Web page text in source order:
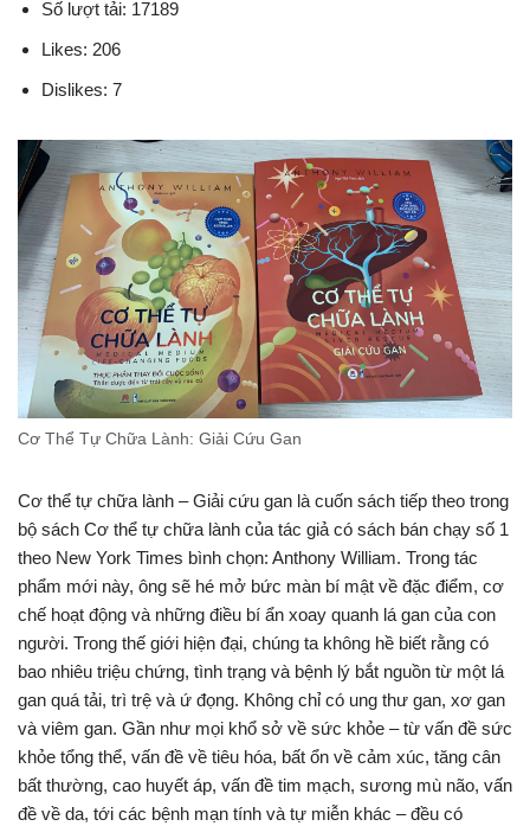
Số lượt tải: 17189
Likes: 206
Dislikes: 7
Cơ Thể Tự Chữa Lành: Giải Cứu Gan
Cơ thể tự chữa lành – Giải cứu gan là cuốn sách tiếp theo trong
bộ sách Cơ thể tự chữa lành của tác giả có sách bán chạy số 1
theo New York Times bình chọn: Anthony William. Trong tác
phẩm mới này, ông sẽ hé mở bức màn bí mật về đặc điểm, cơ
chế hoạt động và những điều bí ẩn xoay quanh lá gan của con
người. Trong thế giới hiện đại, chúng ta không hề biết rằng có
bao nhiêu triệu chứng, tình trạng và bệnh lý bắt nguồn từ một lá
gan quá tải, trì trệ và ứ đọng. Không chỉ có ung thư gan, xơ gan
và viêm gan. Gần như mọi khổ sở về sức khỏe – từ vấn đề sức
khỏe tổng thể, vấn đề về tiêu hóa, bất ổn về cảm xúc, tăng cân
bất thường, cao huyết áp, vấn đề tim mạch, sương mù não, vấn
đề về da, tới các bệnh mạn tính và tự miễn khác – đều có